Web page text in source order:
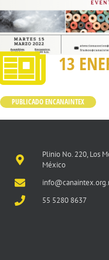
13
PUBLICADO ENCANAINTEX
Plinio No. 220, Los
México
55 5280 8637